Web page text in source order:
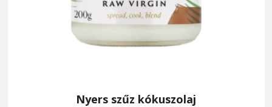
Nyers szűz kókuszolaj